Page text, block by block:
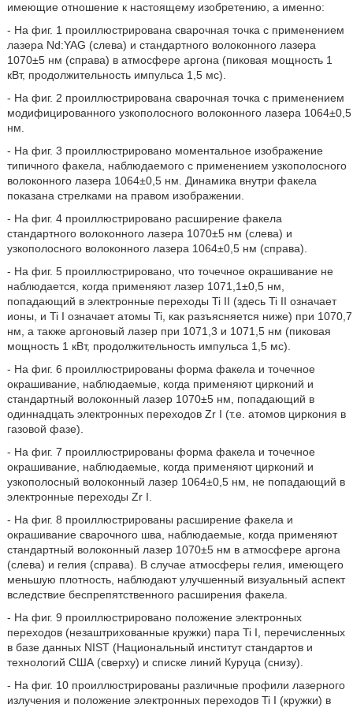
имеющие отношение к настоящему изобретению, а именно:
- На фиг. 1 проиллюстрирована сварочная точка с применением
лазера Nd:YAG (слева) и стандартного волоконного лазера
1070±5 нм (справа) в атмосфере аргона (пиковая мощность 1
кВт, продолжительность импульса 1,5 мс).
- На фиг. 2 проиллюстрирована сварочная точка с применением
модифицированного узкополосного волоконного лазера 1064±0,5
нм.
- На фиг. 3 проиллюстрировано моментальное изображение
типичного факела, наблюдаемого с применением узкополосного
волоконного лазера 1064±0,5 нм. Динамика внутри факела
показана стрелками на правом изображении.
- На фиг. 4 проиллюстрировано расширение факела
стандартного волоконного лазера 1070±5 нм (слева) и
узкополосного волоконного лазера 1064±0,5 нм (справа).
- На фиг. 5 проиллюстрировано, что точечное окрашивание не
наблюдается, когда применяют лазер 1071,1±0,5 нм,
попадающий в электронные переходы Ti II (здесь Ti II означает
ионы, и Ti I означает атомы Ti, как разъясняется ниже) при 1070,7
нм, а также аргоновый лазер при 1071,3 и 1071,5 нм (пиковая
мощность 1 кВт, продолжительность импульса 1,5 мс).
- На фиг. 6 проиллюстрированы форма факела и точечное
окрашивание, наблюдаемые, когда применяют цирконий и
стандартный волоконный лазер 1070±5 нм, попадающий в
одиннадцать электронных переходов Zr I (т.е. атомов циркония в
газовой фазе).
- На фиг. 7 проиллюстрированы форма факела и точечное
окрашивание, наблюдаемые, когда применяют цирконий и
узкополосный волоконный лазер 1064±0,5 нм, не попадающий в
электронные переходы Zr I.
- На фиг. 8 проиллюстрированы расширение факела и
окрашивание сварочного шва, наблюдаемые, когда применяют
стандартный волоконный лазер 1070±5 нм в атмосфере аргона
(слева) и гелия (справа). В случае атмосферы гелия, имеющего
меньшую плотность, наблюдают улучшенный визуальный аспект
вследствие беспрепятственного расширения факела.
- На фиг. 9 проиллюстрировано положение электронных
переходов (незаштрихованные кружки) пара Ti I, перечисленных
в базе данных NIST (Национальный институт стандартов и
технологий США (сверху) и списке линий Куруца (снизу).
- На фиг. 10 проиллюстрированы различные профили лазерного
излучения и положение электронных переходов Ti I (кружки) в